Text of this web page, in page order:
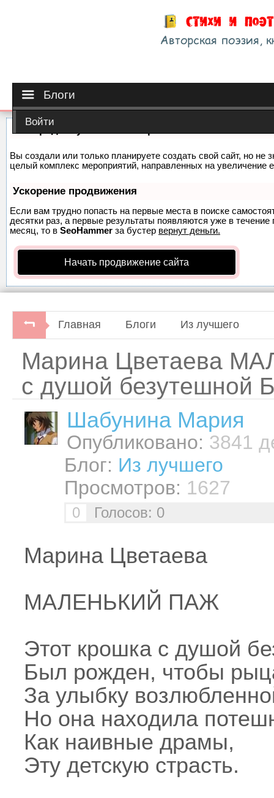
Блоги
Войти
Вы создали или только планируете создать свой сайт, но не
целый комплекс мероприятий, направленных на увеличение
Ускорение продвижения
Если вам трудно попасть на первые места в поиске
десятки раз, а первые результаты появляются уже в
месяц, то в SeoHammer за бустер вернут деньги.
Начать продвижение сайта
Главная Блоги Из лучшего
Марина Цветаева
с душой безутешной
Шабунинa Мария
Опубликовано: 3841
Блог: Из лучшего
Просмотров: 1627
0 Голосов: 0
Марина Цветаева
МАЛЕНЬКИЙ ПАЖ
Этот крошка с душой
Был рожден, чтобы
За улыбку
Но она находила
Как наивные драмы,
Эту детскую страсть.